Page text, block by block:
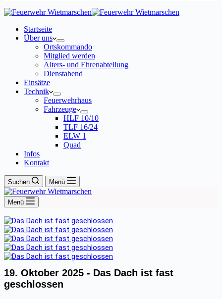
Startseite
Über uns
Ortskommando
Mitglied werden
Alters- und Ehrenabteilung
Dienstabend
Einsätze
Technik
Feuerwehrhaus
Fahrzeuge
HLF 10/10
TLF 16/24
ELW 1
Quad
Infos
Kontakt
Suchen Menü
Menü
19. Oktober 2025 - Das Dach ist fast
geschlossen